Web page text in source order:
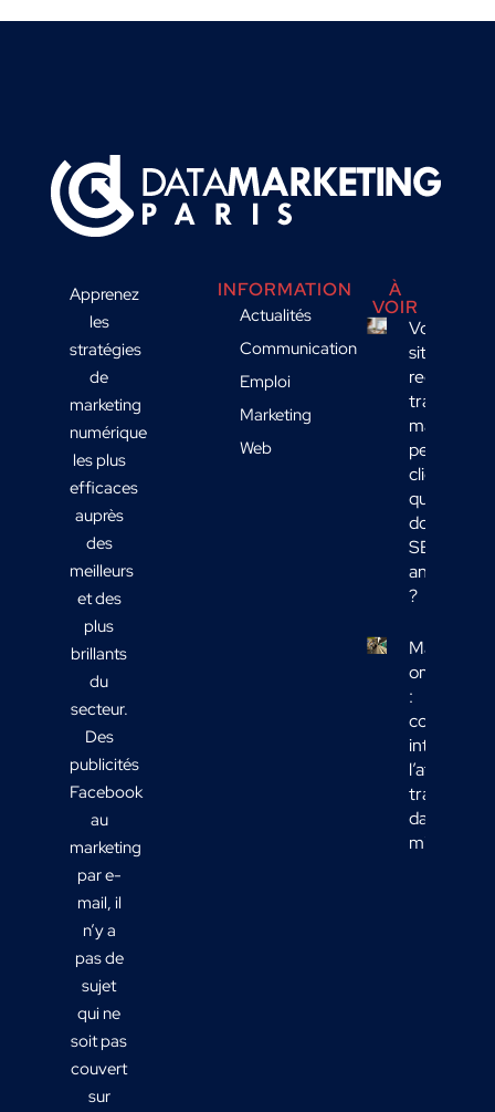
Apprenez
les
stratégies
de
marketing
numérique
les plus
efficaces
auprès
des
meilleurs
et des
plus
brillants
du
secteur.
Des
publicités
Facebook
au
marketing
par e-
mail, il
n’y a
pas de
sujet
qui ne
soit pas
couvert
sur
INFORMATION
Actualités
Communication
Emploi
Marketing
Web
À
VOIR
Votre
site
reçoit du
trafic
mais
peu de
clients :
quelles
données
SEO
analyser
?
Marketing
omnicanal
:
comment
intégrer
l’affichage
transport
dans votre
mix média